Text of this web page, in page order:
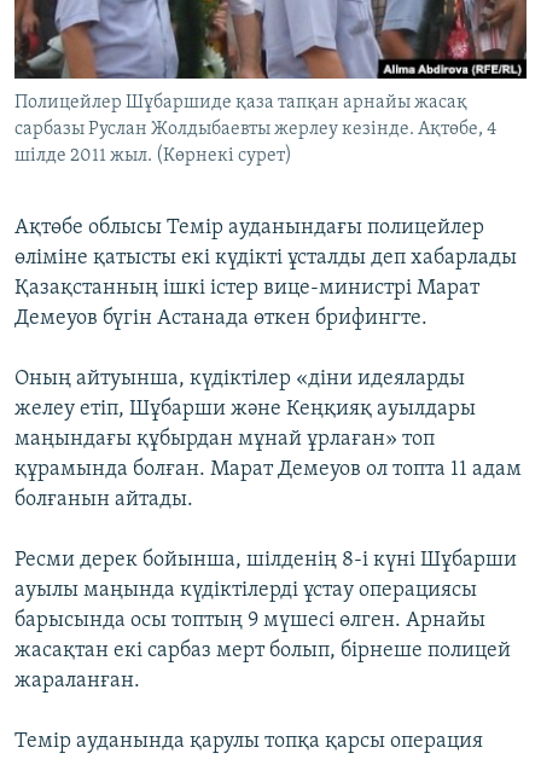
ЖАЗЫЛЫҢЫЗ
Басқа тілдерде
Полицейлер Шұбаршиде қаза тапқан арнайы жасақ
сарбазы Руслан Жолдыбаевты жерлеу кезінде. Ақтөбе, 4
шілде 2011 жыл. (Көрнекі сурет)
Ақтөбе облысы Темір ауданындағы полицейлер
өліміне қатысты екі күдікті ұсталды деп хабарлады
Қазақстанның ішкі істер вице-министрі Марат
Демеуов бүгін Астанада өткен брифингте.
Оның айтуынша, күдіктілер «діни идеяларды
желеу етіп, Шұбарши және Кеңқияқ ауылдары
маңындағы құбырдан мұнай ұрлаған» топ
құрамында болған. Марат Демеуов ол топта 11 адам
болғанын айтады.
Ресми дерек бойынша, шілденің 8-і күні Шұбарши
ауылы маңында күдіктілерді ұстау операциясы
барысында осы топтың 9 мүшесі өлген. Арнайы
жасақтан екі сарбаз мерт болып, бірнеше полицей
жараланған.
Темір ауданында қарулы топқа қарсы операция